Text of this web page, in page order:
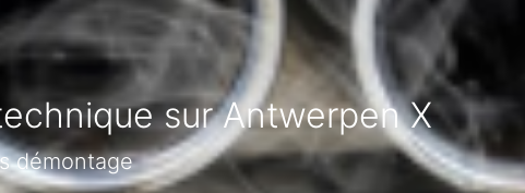
sur Antwerpen X
démontage